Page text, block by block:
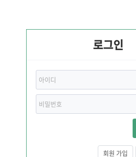
로그인
회원 가입